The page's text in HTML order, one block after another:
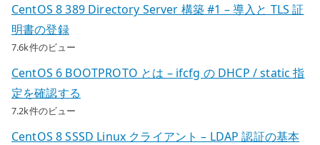
CentOS 8 389 Directory Server 構築 #1 – 導入と TLS 証
明書の登録
7.6k件のビュー
CentOS 6 BOOTPROTO とは – ifcfg の DHCP / static 指
定を確認する
7.2k件のビュー
CentOS 8 SSSD Linux クライアント – LDAP 認証の基本